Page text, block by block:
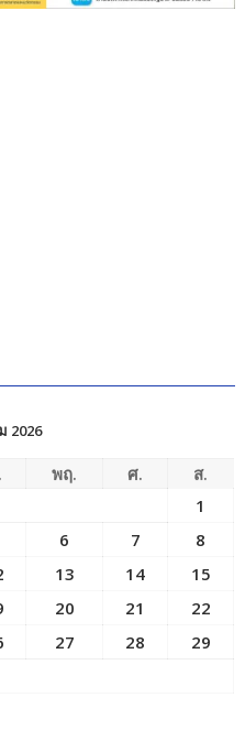
2026
พฤ. ศ.
ส.
1
6 7
8
13 14
15
20 21
22
27 28
29